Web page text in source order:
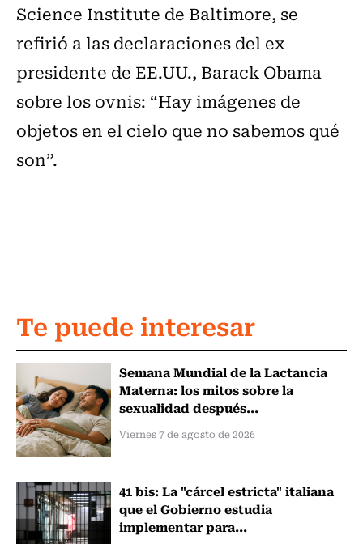
Science Institute de Baltimore, se
refirió a las declaraciones del ex
presidente de EE.UU., Barack Obama
sobre los ovnis: “Hay imágenes de
objetos en el cielo que no sabemos qué
son”.
Te puede interesar
Semana Mundial de la Lactancia
Materna: los mitos sobre la
sexualidad después...
Viernes 7 de agosto de 2026
41 bis: La "cárcel estricta" italiana
que el Gobierno estudia
implementar para...